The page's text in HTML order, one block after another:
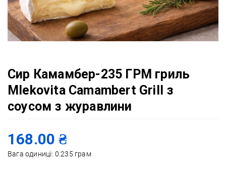
Сир Камамбер-235 ГРМ гриль
Mlekovita Camambert Grill з
соусом з журавлини
168.00₴
Вага одиниці: 0.235 грам